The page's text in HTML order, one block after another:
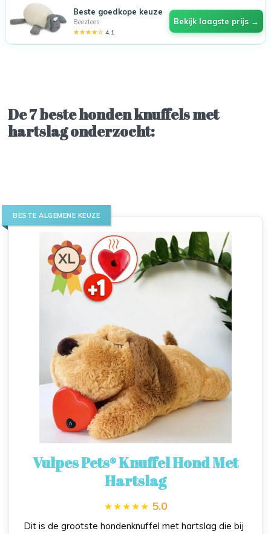
Beste goedkope keuze
Beeztees
★★★★☆ 4.1
Bekijk laagste prijs →
De 7 beste honden knuffels met
hartslag onderzocht:
BESTE ALGEMENE KEUZE
Vulpes Pets® Knuffel Hond Met
Hartslag
5.0
Dit is de grootste hondenknuffel met hartslag die bij